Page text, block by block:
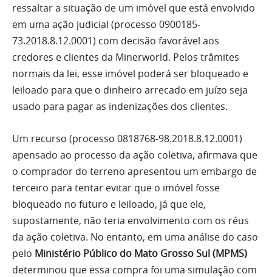
ressaltar a situação de um imóvel que está envolvido
em uma ação judicial (processo 0900185-
73.2018.8.12.0001) com decisão favorável aos
credores e clientes da Minerworld. Pelos trâmites
normais da lei, esse imóvel poderá ser bloqueado e
leiloado para que o dinheiro arrecado em juízo seja
usado para pagar as indenizações dos clientes.
Um recurso (processo 0818768-98.2018.8.12.0001)
apensado ao processo da ação coletiva, afirmava que
o comprador do terreno apresentou um embargo de
terceiro para tentar evitar que o imóvel fosse
bloqueado no futuro e leiloado, já que ele,
supostamente, não teria envolvimento com os réus
da ação coletiva. No entanto, em uma análise do caso
pelo Ministério Público do Mato Grosso Sul (MPMS)
determinou que essa compra foi uma simulação com